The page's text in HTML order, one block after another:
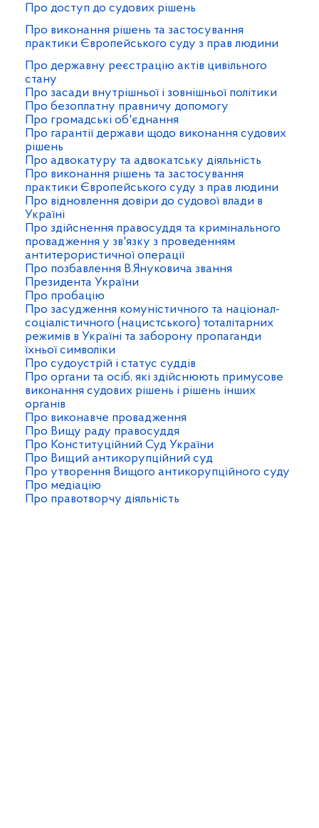
Про доступ до судових рішень
Про виконання рішень та застосування
практики Європейського суду з прав людини
Про державну реєстрацію актів цивільного
стану
Про засади внутрішньої і зовнішньої політики
Про безоплатну правничу допомогу
Про громадські об'єднання
Про гарантії держави щодо виконання судових
рішень
Про адвокатуру та адвокатську діяльність
Про виконання рішень та застосування
практики Європейського суду з прав людини
Про відновлення довіри до судової влади в
Україні
Про здійснення правосуддя та кримінального
провадження у зв'язку з проведенням
антитерористичної операції
Про позбавлення В.Януковича звання
Президента України
Про пробацію
Про засудження комуністичного та націонал-
соціалістичного (нацистського) тоталітарних
режимів в Україні та заборону пропаганди
їхньої символіки
Про судоустрій і статус суддів
Про органи та осіб, які здійснюють примусове
виконання судових рішень і рішень інших
органів
Про виконавче провадження
Про Вищу раду правосуддя
Про Конституційний Суд України
Про Вищий антикорупційний суд
Про утворення Вищого антикорупційного суду
Про медіацію
Про правотворчу діяльність